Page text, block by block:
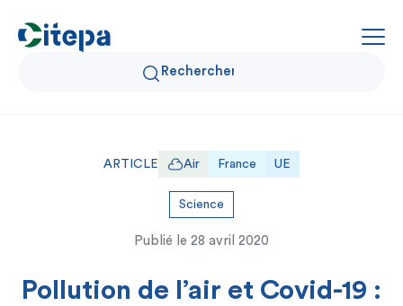
Qui sommes-nous ?
Données Air et Climat
Expertise et solutions
ARTICLE Air France UE
Science
Publié le 28 avril 2020
Pollution de l’air et Covid-19 :